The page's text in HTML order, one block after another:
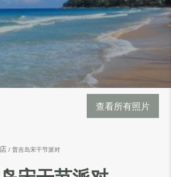
查看所有照片
普吉岛宋干节派对